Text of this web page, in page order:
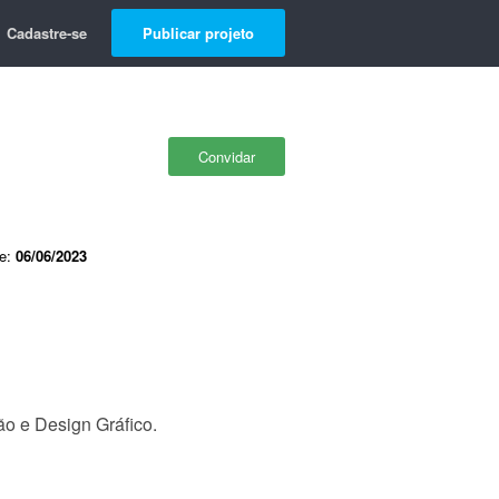
Cadastre-se Publicar projeto
Convidar
06/06/2023
e Design Gráfico.